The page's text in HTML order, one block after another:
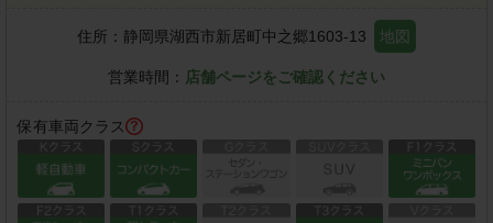
住所： 静岡県湖西市新居町中之郷1603-13 地図
営業時間： 店舗ページをご確認ください
保有車両クラス